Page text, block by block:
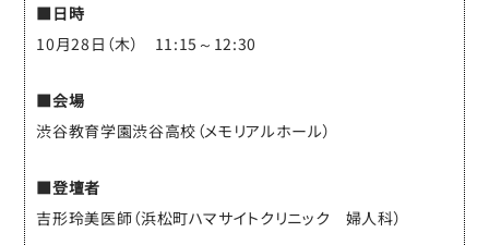
■日時
10月28日（木） 11:15～12:30
■会場
渋谷教育学園渋谷高校（メモリアルホール）
■登壇者
吉形玲美医師（浜松町ハマサイトクリニック 婦人科）